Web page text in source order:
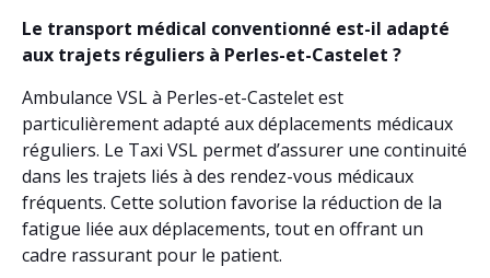
Le transport médical conventionné est-il adapté
aux trajets réguliers à Perles-et-Castelet ?
Ambulance VSL à Perles-et-Castelet est
particulièrement adapté aux déplacements médicaux
réguliers. Le Taxi VSL permet d’assurer une continuité
dans les trajets liés à des rendez-vous médicaux
fréquents. Cette solution favorise la réduction de la
fatigue liée aux déplacements, tout en offrant un
cadre rassurant pour le patient.